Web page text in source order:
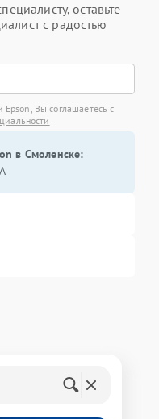
оставьте
с радостью
Вы соглашаетесь с
в Смоленске: